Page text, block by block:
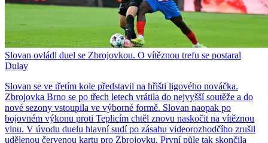
Slovan ovládl duel se Zbrojovkou. O vítěznou trefu se postaral
Dulay
Slovan se ve třetím kole představil na hřišti ligového nováčka.
Zbrojovka Brno se po třech letech vrátila do nejvyšší soutěže a do
nové sezony vstoupila ve výborné formě. Slovan naopak po
bojovném výkonu proti Teplicím chtěl znovu naskočit na vítěznou
vlnu. V úvodu duelu hlavní sudí po zásahu videorozhodčího zrušil
udělenou červenou kartu pro Zbrojovku. První půle tak skončila